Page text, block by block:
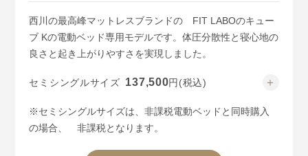
西川の最高峰マットレスブランドの FIT LABOのキュー
ブ Kの電動ベッド専用モデルです。体圧分散性と寝心地の
良さと起き上がりやすさを実現しました。
セミシングルサイズ 137,500円 (税込)
セミダブルサイズ
203,500
※セミシングルサイズは、非課税電動ベッドと同時購入
の場合、
非課税となります。